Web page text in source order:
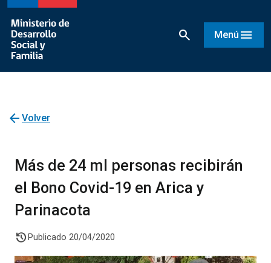
search Menú menu
arrow_back Volver
Más de 24 ml personas recibirán
el Bono Covid-19 en Arica y
Parinacota
history Publicado 20/04/2020